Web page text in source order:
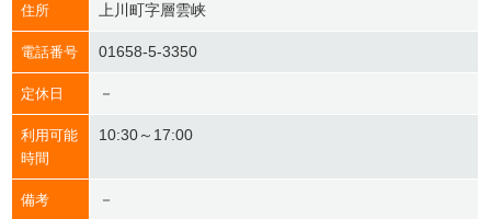
住所 上川町字層雲峡
電話番号 01658-5-3350
定休日 －
利用可能
時間
10:30～17:00
備考 －